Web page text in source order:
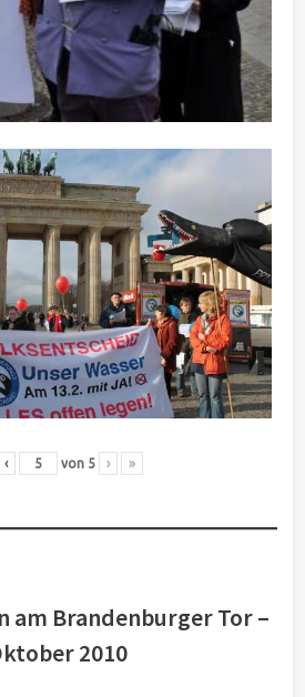
‹ von 5 › »
am Brandenburger Tor –
2010